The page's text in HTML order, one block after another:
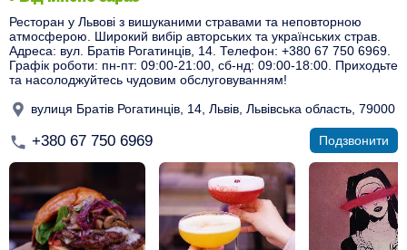
Ресторан у Львові з вишуканими стравами та неповторною
атмосферою. Широкий вибір авторських та українських страв.
Адреса: вул. Братів Рогатинців, 14. Телефон: +380 67 750 6969.
Графік роботи: пн-пт: 09:00-21:00, сб-нд: 09:00-18:00. Приходьте
та насолоджуйтесь чудовим обслуговуванням!
вулиця Братів Рогатинців, 14, Львів, Львівська область, 79000
+380 67 750 6969 Подзвонити